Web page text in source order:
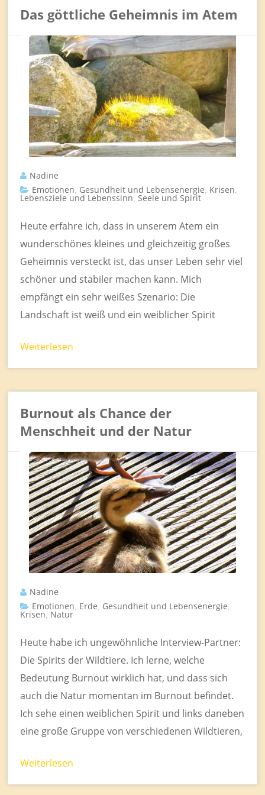
Das göttliche Geheimnis im Atem
Nadine
Emotionen Gesundheit und Lebensenergie Krisen
Lebensziele und Lebenssinn Seele und Spirit
Heute erfahre ich, dass in unserem Atem ein
wunderschönes kleines und gleichzeitig großes
Geheimnis versteckt ist, das unser Leben sehr viel
schöner und stabiler machen kann. Mich
empfängt ein sehr weißes Szenario: Die
Landschaft ist weiß und ein weiblicher Spirit
Weiterlesen
Burnout als Chance der
Menschheit und der Natur
Nadine
Emotionen Erde Gesundheit und Lebensenergie
Krisen Natur
Heute habe ich ungewöhnliche Interview-Partner:
Die Spirits der Wildtiere. Ich lerne, welche
Bedeutung Burnout wirklich hat, und dass sich
auch die Natur momentan im Burnout befindet.
Ich sehe einen weiblichen Spirit und links daneben
eine große Gruppe von verschiedenen Wildtieren,
Weiterlesen